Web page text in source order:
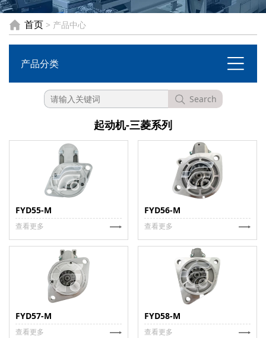
首页 > 产品中心
产品分类
Search
起动机-三菱系列
FYD55-M
查看更多
FYD56-M
查看更多
FYD57-M
查看更多
FYD58-M
查看更多